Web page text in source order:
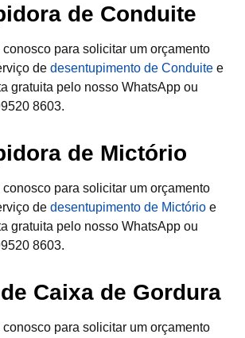
de Conduite
conosco para solicitar um orçamento
de desentupimento de Conduite e
gratuita pelo nosso WhatsApp ou
8603.
de Mictório
conosco para solicitar um orçamento
de desentupimento de Mictório e
gratuita pelo nosso WhatsApp ou
8603.
Caixa de Gordura
conosco para solicitar um orçamento